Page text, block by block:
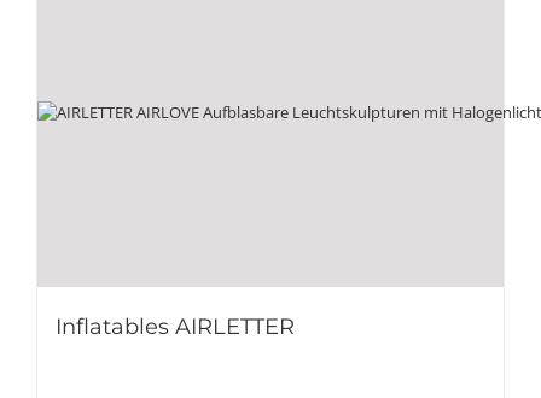
Inflatables AIRLETTER